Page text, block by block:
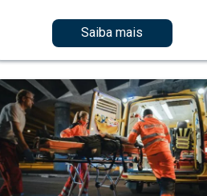
Saiba mais